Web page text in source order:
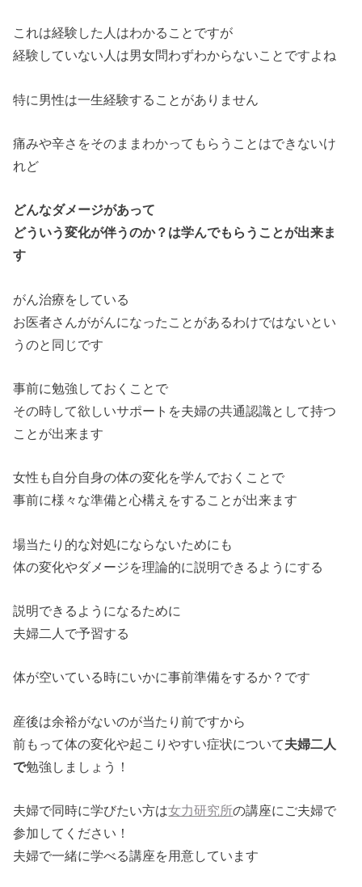
これは経験した人はわかることですが
経験していない人は男女問わずわからないことですよね
特に男性は一生経験することがありません
痛みや辛さをそのままわかってもらうことはできないけ
れど
どんなダメージがあって
どういう変化が伴うのか？は学んでもらうことが出来ま
す
がん治療をしている
お医者さんががんになったことがあるわけではないとい
うのと同じです
事前に勉強しておくことで
その時して欲しいサポートを夫婦の共通認識として持つ
ことが出来ます
女性も自分自身の体の変化を学んでおくことで
事前に様々な準備と心構えをすることが出来ます
場当たり的な対処にならないためにも
体の変化やダメージを理論的に説明できるようにする
説明できるようになるために
夫婦二人で予習する
体が空いている時にいかに事前準備をするか？です
産後は余裕がないのが当たり前ですから
前もって体の変化や起こりやすい症状について夫婦二人
で勉強しましょう！
夫婦で同時に学びたい方は女力研究所の講座にご夫婦で
参加してください！
夫婦で一緒に学べる講座を用意しています